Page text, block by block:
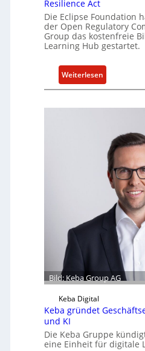
l
e
Z
h
l
m
i
s
a
z
U
t
Resilience Act
Die Eclipse Foundation
der Open Regulatory
Group das kostenfreie
Learning Hub gestartet.
Weiterlesen:
N
W
r
i
l
u
s
n
Bild: Keba Group AG
Keba Digital
Keba gründet
und KI
Die Keba Gruppe
eine Einheit für digitale